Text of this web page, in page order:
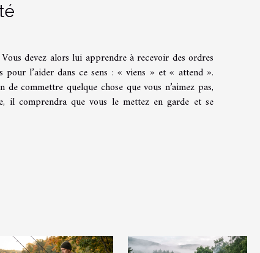
devez alors lui apprendre à recevoir des ordres
pour l’aider dans ce sens : « viens » et « attend ».
commettre quelque chose que vous n’aimez pas,
comprendra que vous le mettez en garde et se